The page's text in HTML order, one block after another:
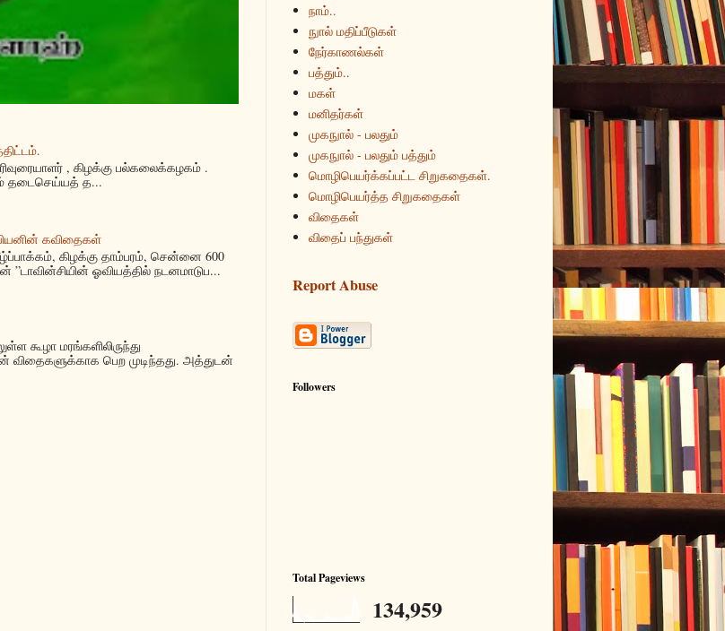
, கிழக்கு பல்கலைக்கழகம் .
தடைசெய்யத் த...
கவிதைகள்
கிழக்கு தாம்பரம், சென்னை 600
ஓவியத்தில் நடனமாடுப...
கூழா மரங்களிலிருந்து
பெற முடிந்தது. அத்துடன்
நாம்..
நுால் மதிப்பீடுகள்
நேர்காணல்கள்
பத்தும்..
மகள்
மனிதர்கள்
முகநுால் - பலதும்
முகநுால் - பலதும் பத்தும்
மொழிபெயர்க்கப்பட்ட சிறுகதைகள்.
மொழிபெயர்த்த சிறுகதைகள்
விதைகள்
விதைப் பந்துகள்
Report Abuse
Followers
Total Pageviews
134,959